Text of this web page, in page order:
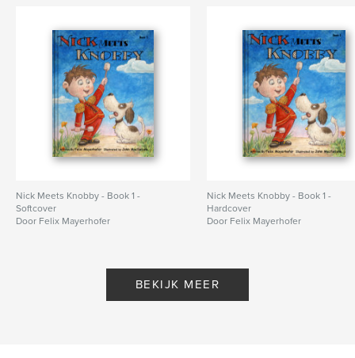
Nick Meets Knobby - Book 1 -
Softcover
Door Felix Mayerhofer
Nick Meets Knobby - Book 1 -
Hardcover
Door Felix Mayerhofer
BEKIJK MEER